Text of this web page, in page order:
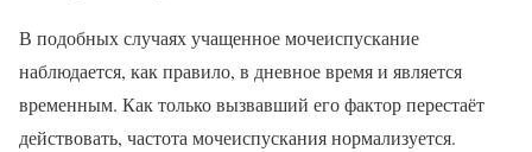
В подобных случаях учащенное мочеиспускание
наблюдается, как правило, в дневное время и является
временным. Как только вызвавший его фактор перестаёт
действовать, частота мочеиспускания нормализуется.